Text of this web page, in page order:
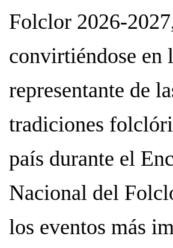
Folclor 2026-
convirtiéndose en
representante de
tradiciones
país durante el
Nacional del
los eventos más